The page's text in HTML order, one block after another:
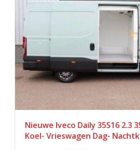
Nieuwe Iveco Daily 35S16 2.3
Koel- Vrieswagen Dag-